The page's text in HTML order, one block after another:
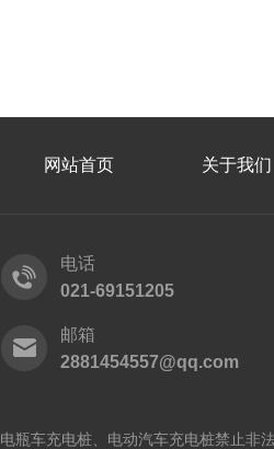
网站首页 关于我们
电话
021-69151205
邮箱
2881454557@qq.com
电瓶车充电桩、电动汽车充电桩禁止非